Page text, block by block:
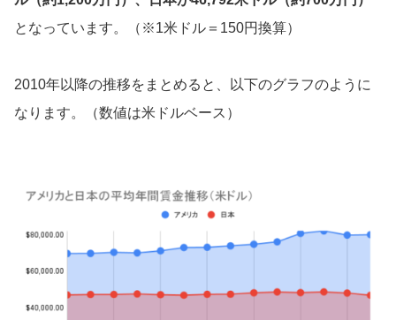
となっています。（※1米ドル＝150円換算）
2010年以降の推移をまとめると、以下のグラフのように
なります。（数値は米ドルベース）